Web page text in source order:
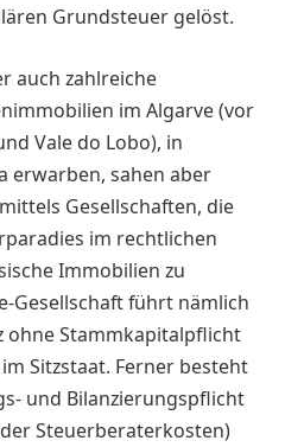
Grundsteuer gelöst.
auch zahlreiche
im Algarve (vor
Vale do Lobo), in
erwarben, sahen aber
Gesellschaften, die
im rechtlichen
Immobilien zu
Gesellschaft führt nämlich
ohne Stammkapitalpflicht
Sitzstaat. Ferner besteht
und Bilanzierungspflicht
Steuerberaterkosten)